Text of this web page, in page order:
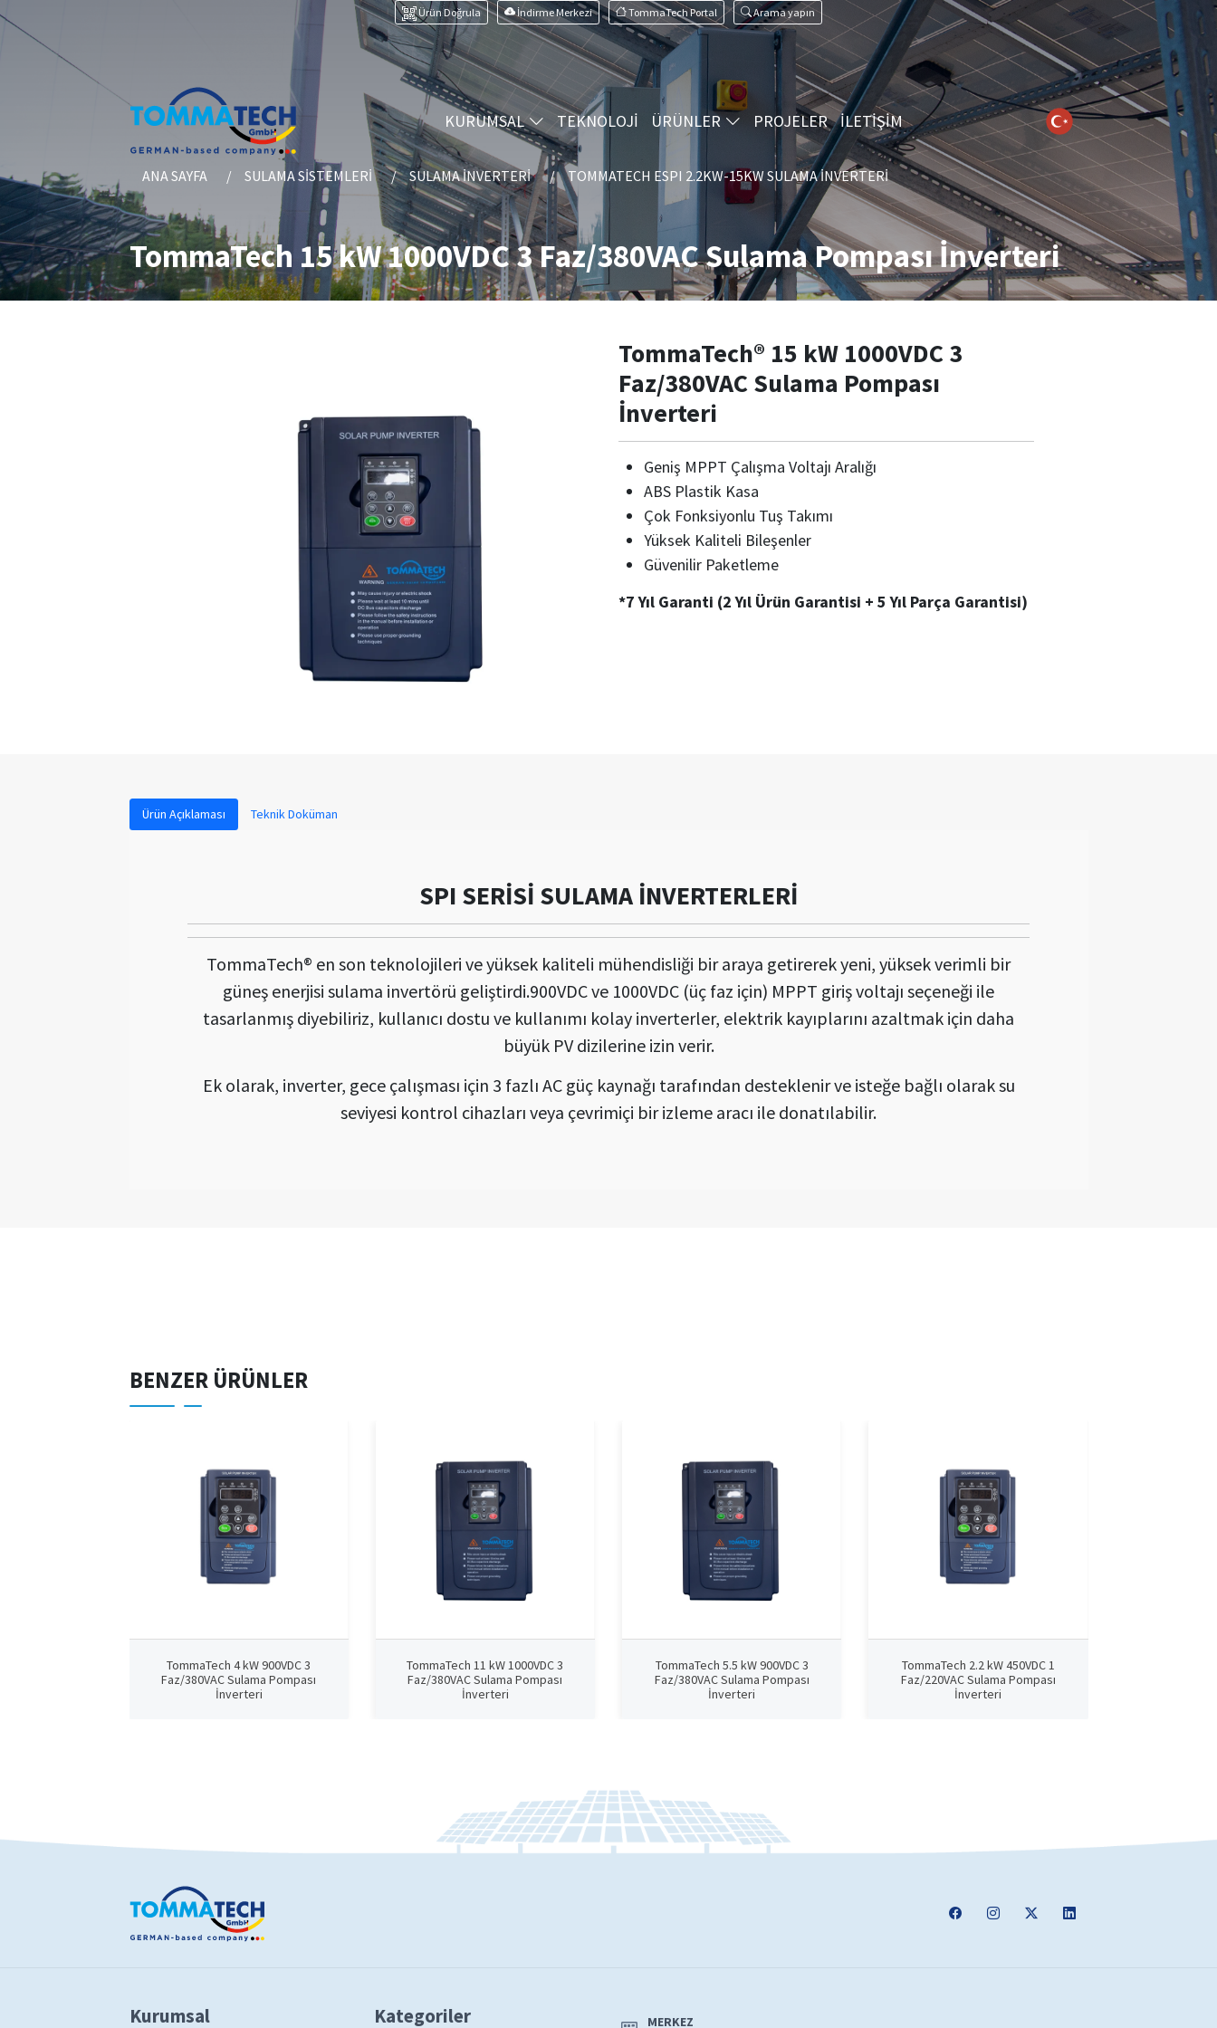
Ürün Doğrula İndirme Merkezi TommaTech Portal Arama yapın
KURUMSAL TEKNOLOJİ ÜRÜNLER PROJELER İLETİŞİM
ANA SAYFA SULAMA SISTEMLERI SULAMA İNVERTERI TOMMATECH ESPI 2.2KW-15KW SULAMA İNVERTERI
TommaTech 15 kW 1000VDC 3 Faz/380VAC Sulama Pompası İnverteri
TommaTech® 15 kW 1000VDC 3
Faz/380VAC Sulama Pompası
İnverteri
Geniş MPPT Çalışma Voltajı Aralığı
ABS Plastik Kasa
Çok Fonksiyonlu Tuş Takımı
Yüksek Kaliteli Bileşenler
Güvenilir Paketleme
*7 Yıl Garanti (2 Yıl Ürün Garantisi + 5 Yıl Parça Garantisi)
Ürün Açıklaması Teknik Doküman
SPI SERİSİ SULAMA İNVERTERLERİ
TommaTech® en son teknolojileri ve yüksek kaliteli mühendisliği bir araya getirerek yeni, yüksek verimli bir
güneş enerjisi sulama invertörü geliştirdi.900VDC ve 1000VDC (üç faz için) MPPT giriş voltajı seçeneği ile
tasarlanmış diyebiliriz, kullanıcı dostu ve kullanımı kolay inverterler, elektrik kayıplarını azaltmak için daha
büyük PV dizilerine izin verir.
Ek olarak, inverter, gece çalışması için 3 fazlı AC güç kaynağı tarafından desteklenir ve isteğe bağlı olarak su
seviyesi kontrol cihazları veya çevrimiçi bir izleme aracı ile donatılabilir.
BENZER ÜRÜNLER
TommaTech 4 kW 900VDC 3
Faz/380VAC Sulama Pompası
İnverteri
TommaTech 11 kW 1000VDC 3
Faz/380VAC Sulama Pompası
İnverteri
TommaTech 5.5 kW 900VDC 3
Faz/380VAC Sulama Pompası
İnverteri
TommaTech 2.2 kW 450VDC 1
Faz/220VAC Sulama Pompası
İnverteri
Kurumsal Kategoriler
MERKEZ